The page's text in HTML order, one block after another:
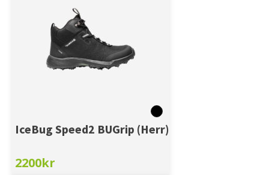
IceBug Speed2 BUGrip (Herr)
2200kr